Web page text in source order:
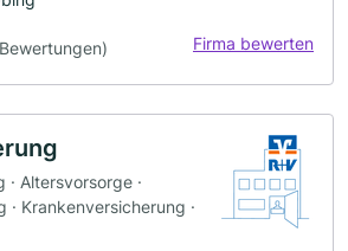
Firma bewerten
· Altersvorsorge ·
· Krankenversicherung ·